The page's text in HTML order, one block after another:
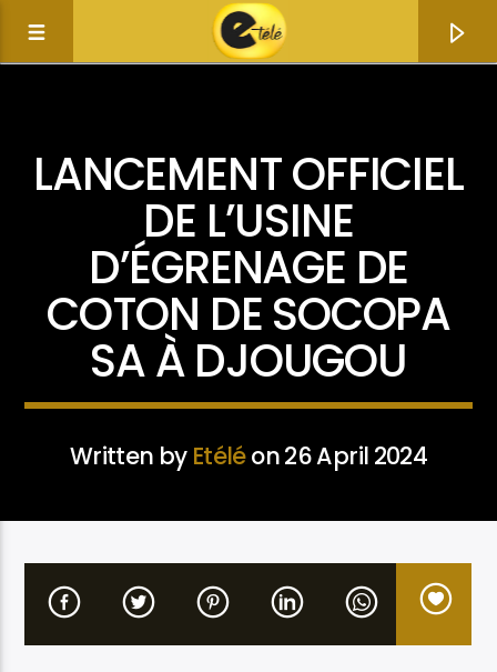
Title
Etele en direct
LANCEMENT OFFICIEL
DE L’USINE
D’ÉGRENAGE DE
COTON DE SOCOPA
SA À DJOUGOU
Written by Etéléon 26 April 2024